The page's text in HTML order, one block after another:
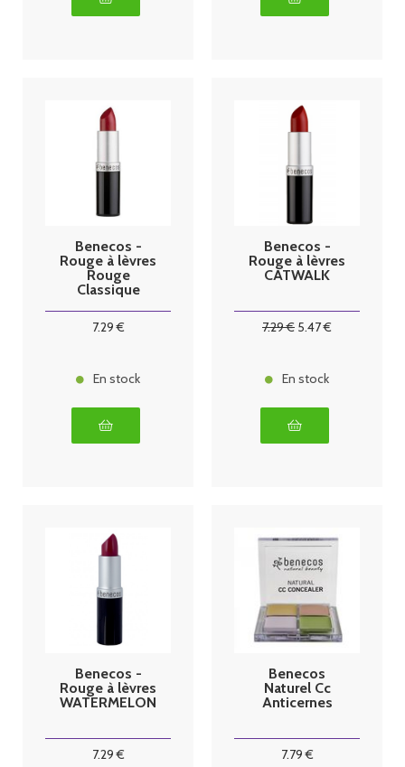
Benecos -
Rouge à lèvres
Rouge
Classique
7.29€
En stock
Benecos -
Rouge à lèvres
CATWALK
7.29€ 5.47€
En stock
Benecos -
Rouge à lèvres
WATERMELON
7.29€
Benecos
Naturel Cc
Anticernes
7.79€